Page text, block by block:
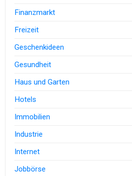
Finanzmarkt
Freizeit
Geschenkideen
Gesundheit
Haus und Garten
Hotels
Immobilien
Industrie
Internet
Jobbörse